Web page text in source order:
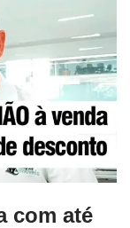
com até